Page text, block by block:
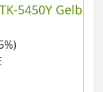
5450Y Gelb